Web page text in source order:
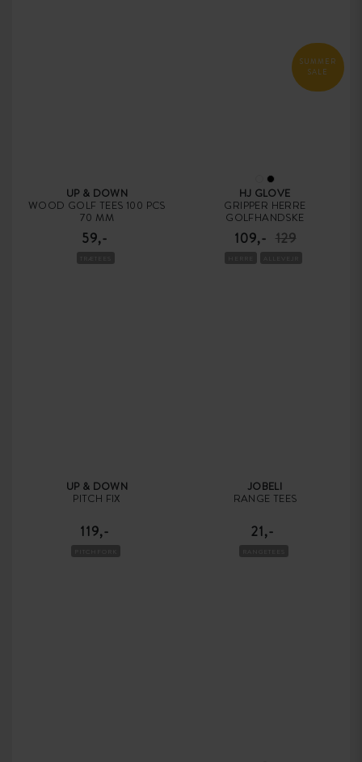
UP & DOWN
WOOD GOLF TEES 100 PCS
70 MM
59,-
SUMMER
SALE
HJ GLOVE
GRIPPER HERRE
GOLFHANDSKE
109,- 129
UP & DOWN
PITCH FIX
119,-
JOBELI
RANGE TEES
21,-